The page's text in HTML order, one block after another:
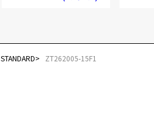
STANDARD ZT262005-15F1